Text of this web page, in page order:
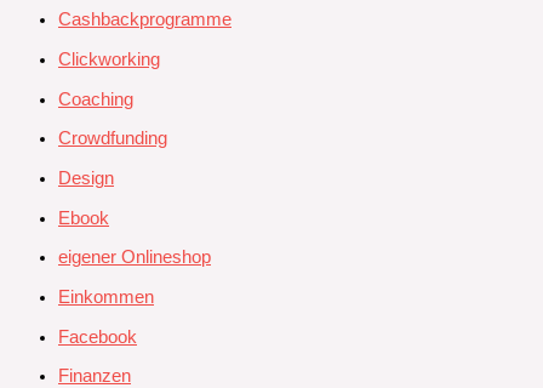
Cashbackprogramme
Clickworking
Coaching
Crowdfunding
Design
Ebook
eigener Onlineshop
Einkommen
Facebook
Finanzen